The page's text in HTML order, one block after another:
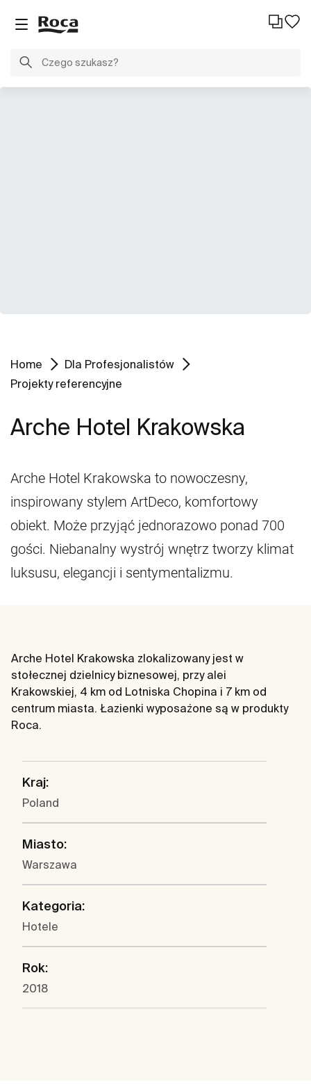
Home
Dla Profesjonalistów
Projekty referencyjne
Arche Hotel Krakowska
Arche Hotel Krakowska to nowoczesny,
inspirowany stylem ArtDeco, komfortowy
obiekt. Może przyjąć jednorazowo ponad 700
gości. Niebanalny wystrój wnętrz tworzy klimat
luksusu, elegancji i sentymentalizmu.
Arche Hotel Krakowska zlokalizowany jest w
stołecznej dzielnicy biznesowej, przy alei
Krakowskiej, 4 km od Lotniska Chopina i 7 km od
centrum miasta. Łazienki wyposażone są w produkty
Roca.
Kraj:
Poland
Miasto:
Warszawa
Kategoria:
Hotele
Rok:
2018